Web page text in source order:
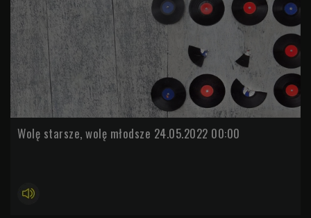
Wolę starsze, wolę młodsze 24.05.2022 00:00